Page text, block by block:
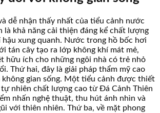
dễ nhận thấy nhất của tiểu cảnh nước
là khả năng cải thiện đáng kể chất lượng
hậu xung quanh. Nước trong hồ bốc hơi
tán cây tạo ra lớp không khí mát mẻ,
hữu ích cho những ngôi nhà có trẻ nhỏ
Thứ hai, đây là giải pháp thẩm mỹ cao
không gian sống. Một tiểu cảnh được thiết
tự nhiên chất lượng cao từ Đá Cảnh Thiên
nhấn nghệ thuật, thu hút ánh nhìn và
với thiên nhiên. Thứ ba, về mặt phong